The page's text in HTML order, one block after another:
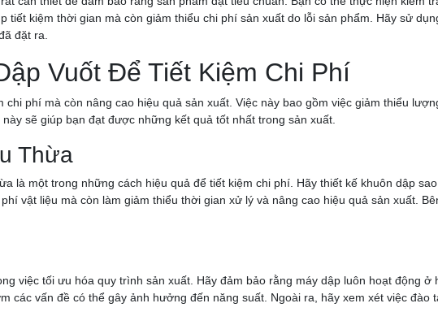
tiết kiệm thời gian mà còn giảm thiểu chi phí sản xuất do lỗi sản phẩm. Hãy sử
đặt ra.
Vuốt Để Tiết Kiệm Chi Phí
phí mà còn nâng cao hiệu quả sản xuất. Việc này bao gồm việc giảm thiểu
sẽ giúp bạn đạt được những kết quả tốt nhất trong sản xuất.
Thừa
là một trong những cách hiệu quả để tiết kiệm chi phí. Hãy thiết kế khuôn dập
vật liệu mà còn làm giảm thiểu thời gian xử lý và nâng cao hiệu quả sản xuất.
việc tối ưu hóa quy trình sản xuất. Hãy đảm bảo rằng máy dập luôn hoạt động
các vấn đề có thể gây ảnh hưởng đến năng suất. Ngoài ra, hãy xem xét việc đào